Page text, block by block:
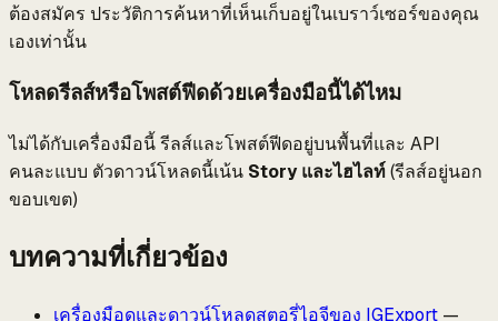
ต้องสมัคร ประวัติการค้นหาที่เห็นเก็บอยู่ในเบราว์เซอร์ของคุณ
เองเท่านั้น
โหลดรีลส์หรือโพสต์ฟีดด้วยเครื่องมือนี้ได้ไหม
ไม่ได้กับเครื่องมือนี้ รีลส์และโพสต์ฟีดอยู่บนพื้นที่และ API
คนละแบบ ตัวดาวน์โหลดนี้เน้น Story และไฮไลท์(รีลส์อยู่นอก
ขอบเขต)
บทความที่เกี่ยวข้อง
เครื่องมือดูและดาวน์โหลดสตอรี่ไอจีของ IGExport —